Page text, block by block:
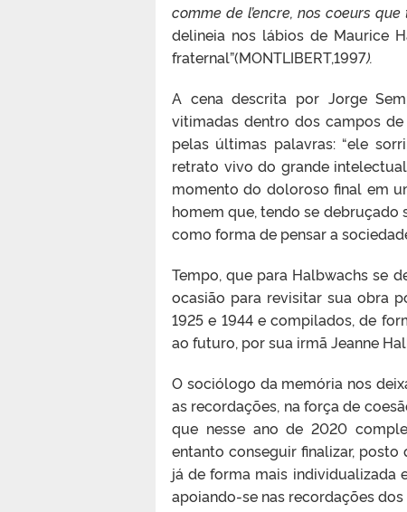
comme de l’encre, nos coeurs
delineia nos lábios de Maurice
fraternal”(MONTLIBERT,1997).
A cena descrita por Jorge
vitimadas dentro dos campos
pelas últimas palavras: “ele
retrato vivo do grande
momento do doloroso final em
homem que, tendo se debruçado
como forma de pensar a
Tempo, que para Halbwachs se
ocasião para revisitar sua obra
1925 e 1944 e compilados, de
ao futuro, por sua irmã Jeanne
O sociólogo da memória nos
as recordações, na força de
que nesse ano de 2020
entanto conseguir finalizar,
já de forma mais individualizada
apoiando-se nas recordações